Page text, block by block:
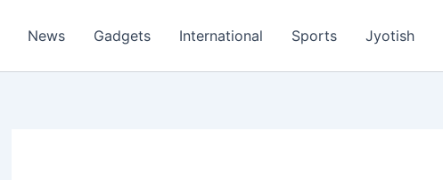
News Gadgets International Sports Jyotish